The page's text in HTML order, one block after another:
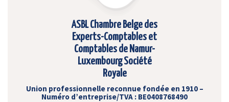
ASBL Chambre Belge des
Experts-Comptables et
Comptables de Namur-
Luxembourg Société
Royale
Union professionnelle reconnue fondée en 1910 –
Numéro d’entreprise/TVA : BE0408768490